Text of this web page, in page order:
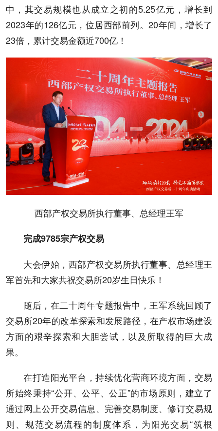
中，其交易规模也从成立之初的5.25亿元，增长到
2023年的126亿元，位居西部前列。20年间，增长了
23倍，累计交易金额近700亿！
西部产权交易所执行董事、总经理王军
完成9785宗产权交易
大会伊始，西部产权交易所执行董事、总经理王
军首先和大家共祝交易所20岁生日快乐！
随后，在二十周年专题报告中，王军系统回顾了
交易所20年的改革探索和发展路径，在产权市场建设
方面的艰辛探索和大胆尝试，以及所取得的巨大成
果。
在打造阳光平台，持续优化营商环境方面，交易
所始终秉持“公开、公平、公正”的市场原则，建立了
通过网上公开交易信息、完善交易制度、修订交易规
则、规范交易流程的制度体系，为阳光交易“筑根